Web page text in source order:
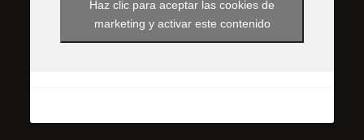
Haz clic para aceptar las cookies de
marketing y activar este contenido